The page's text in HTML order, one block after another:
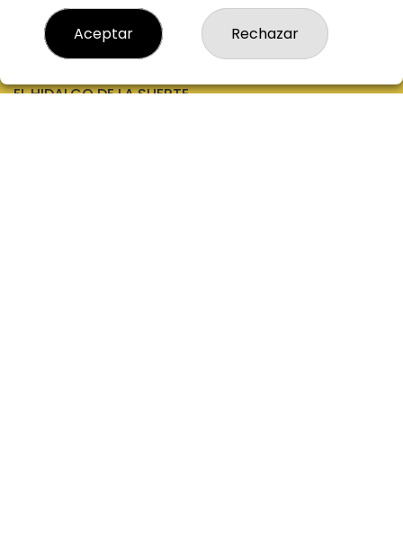
EL HIDALGO DE LA SUERTE
Aceptar Rechazar